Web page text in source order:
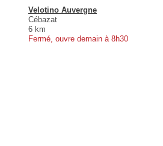
Velotino Auvergne
Cébazat
6 km
Fermé, ouvre demain à 8h30